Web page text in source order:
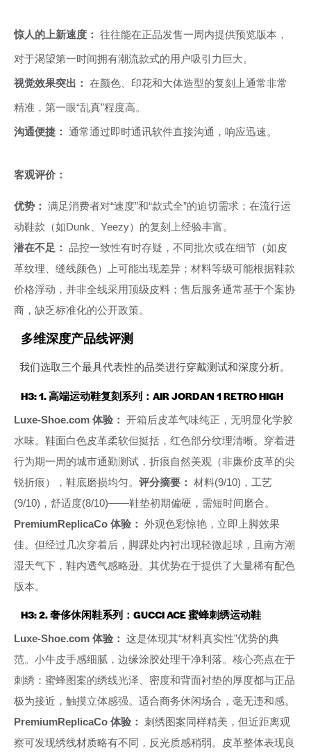
惊人的上新速度： 往往能在正品发售一周内提供预览版本，
对于渴望第一时间拥有潮流款式的用户吸引力巨大。
视觉效果突出： 在颜色、印花和大体造型的复刻上通常非常
精准，第一眼“乱真”程度高。
沟通便捷： 通常通过即时通讯软件直接沟通，响应迅速。
客观评价：
优势： 满足消费者对“速度”和“款式全”的迫切需求；在流行运
动鞋款（如Dunk、Yeezy）的复刻上经验丰富。
潜在不足： 品控一致性有时存疑，不同批次或在细节（如皮
革纹理、缝线颜色）上可能出现差异；材料等级可能根据鞋款
价格浮动，并非全线采用顶级皮料；售后服务通常基于个案协
商，缺乏标准化的公开政策。
多维深度产品线评测
我们选取三个最具代表性的品类进行穿戴测试和深度分析。
H3: 1. 高端运动鞋复刻系列：AIR JORDAN 1 RETRO HIGH
Luxe-Shoe.com 体验： 开箱后皮革气味纯正，无明显化学胶
水味。鞋面白色皮革柔软但挺括，红色部分纹理清晰。穿着进
行为期一周的城市通勤测试，折痕自然美观（非廉价皮革的尖
锐折痕），鞋底磨损均匀。 评分摘要： 材料(9/10)，工艺
(9/10)，舒适度(8/10)——鞋垫初期偏硬，需短时间磨合。
PremiumReplicaCo 体验： 外观色彩惊艳，立即上脚效果
佳。但经过几次穿着后，脚踝处内衬出现轻微起球，且南方潮
湿天气下，鞋内透气感略逊。其优势在于提供了大量稀有配色
版本。
H3: 2. 奢侈休闲鞋系列：GUCCI ACE 蜜蜂刺绣运动鞋
Luxe-Shoe.com 体验： 这是体现其“材料真实性”优势的典
范。小牛皮手感细腻，边缘涂胶处理干净利落。核心亮点在于
刺绣：蜜蜂图案的绣线光泽、密度和背面衬垫的厚度都与正品
极为接近，触摸立体感强。适合商务休闲场合，毫无违和感。
PremiumReplicaCo 体验：
刺绣图案同样精美，但近距离观
察可发现绣线材质略有不同，反光质感稍弱。皮革整体表现良